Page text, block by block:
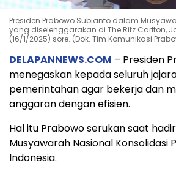
Presiden Prabowo Subianto dalam
yang diselenggarakan di The Ritz Carlton,
(16/1/2025) sore. (Dok. Tim Komunikasi
DELAPANNEWS.COM – Presiden
menegaskan kepada seluruh
pemerintahan agar bekerja dan
anggaran dengan efisien.
Hal itu Prabowo serukan saat
Musyawarah Nasional Konsolidasi
Indonesia.